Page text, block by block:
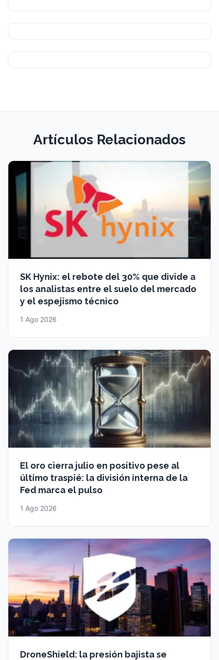
Artículos Relacionados
SK Hynix: el rebote del 30% que divide a
los analistas entre el suelo del mercado
y el espejismo técnico
1 Ago 2026
El oro cierra julio en positivo pese al
último traspié: la división interna de la
Fed marca el pulso
1 Ago 2026
DroneShield: la presión bajista se